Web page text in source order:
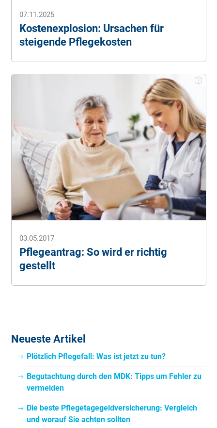
07.11.2025
Kostenexplosion: Ursachen für
steigende Pflegekosten
03.05.2017
Pflegeantrag: So wird er richtig
gestellt
Neueste Artikel
Plötzlich Pflegefall: Was ist jetzt zu tun?
Begutachtung durch den MDK: Tipps um Fehler zu
vermeiden
Die beste Pflegetagegeldversicherung: Vergleich
und worauf Sie achten sollten